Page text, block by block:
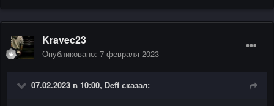
Kravec23
Опубликовано: 7 февраля 2023
07.02.2023 в 10:00, Deff сказал: